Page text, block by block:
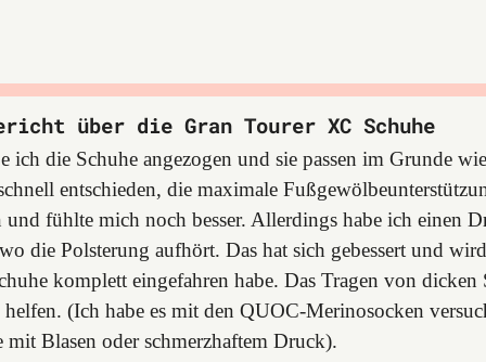
über die Gran Tourer XC Schuhe
ich die Schuhe angezogen und sie passen im Grunde
entschieden, die maximale
und fühlte mich noch besser. Allerdings habe ich einen
die Polsterung aufhört. Das hat sich gebessert und
komplett eingefahren habe. Das Tragen von dicken
(Ich habe es mit den QUOC-Merinosocken
mit Blasen oder schmerzhaftem Druck).